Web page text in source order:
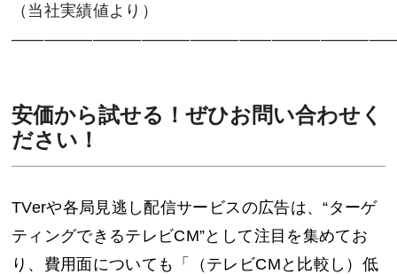
（当社実績値より）
安価から試せる！ぜひお問い合わせく
ださい！
TVerや各局見逃し配信サービスの広告は、“ターゲ
ティングできるテレビCM”として注目を集めてお
り、費用面についても「（テレビCMと比較し）低